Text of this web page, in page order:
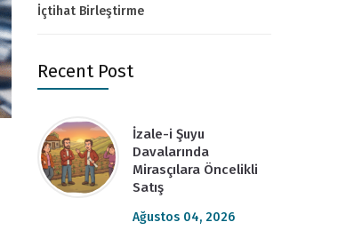
İçtihat Birleştirme
Recent Post
İzale-i Şuyu
Davalarında
Mirasçılara Öncelikli
Satış
Ağustos 04, 2026